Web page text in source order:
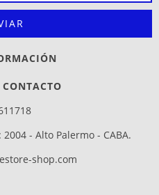
- Alto Palermo - CABA.
shop.com